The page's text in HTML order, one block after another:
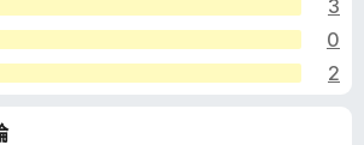
3
0
2